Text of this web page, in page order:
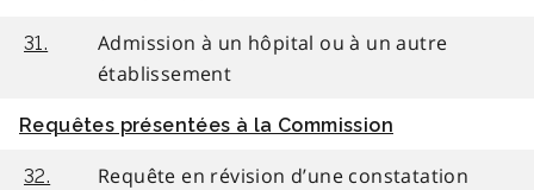
31.
Admission à un hôpital ou à un autre
établissement
Requêtes présentées à la Commission
32.
Requête en révision d’une constatation